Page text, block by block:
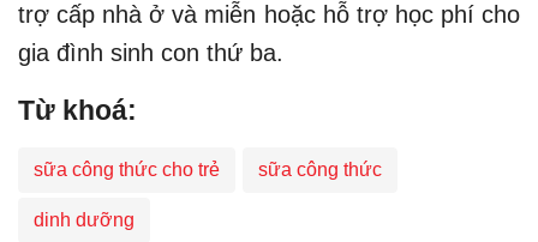
trợ cấp nhà ở và miễn hoặc hỗ trợ học phí cho
gia đình sinh con thứ ba.
Từ khoá:
sữa công thức cho trẻ sữa công thức
dinh dưỡng